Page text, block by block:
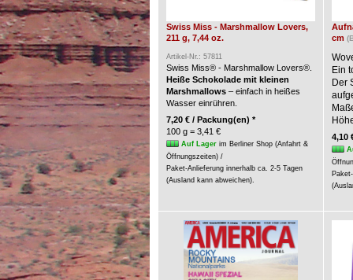
Swiss Miss - Marshmallow Lovers,
211 g, 7,44 oz.
Artikel-Nr.: 57811
Swiss Miss® - Marshmallow Lovers®.
Heiße Schokolade mit kleinen
Marshmallows– einfach in heißes
Wasser einrühren.
7,20 € / Packung(en) *
100 g = 3,41 €
Auf Lagerim Berliner Shop (Anfahrt &
Öffnungszeiten) /
Paket-Anlieferung innerhalb ca. 2-5 Tagen
(Ausland kann abweichen).
cm
Ein
Der
4,10